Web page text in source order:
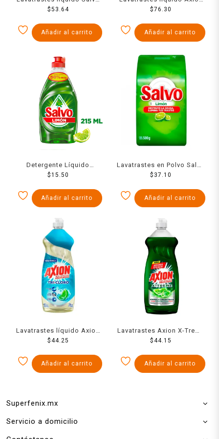
limón 750 ml
$53.64
Añadir al carrito
limón 1.4 l
$76.30
Añadir al carrito
Detergente Líquido
Lavatrastes Salvo Limón
$15.50
Añadir al carrito
Lavatrastes en Polvo Salvo
Limón 500 g
$ 37.10
Añadir al carrito
Lavatrastes líquido Axion
complete tri cloro 640 ml
$44.25
Añadir al carrito
Lavatrastes Axion X-Treme
Líquido 640ml
$44.15
Añadir al carrito
Superfenix.mx
Servicio a domicilio